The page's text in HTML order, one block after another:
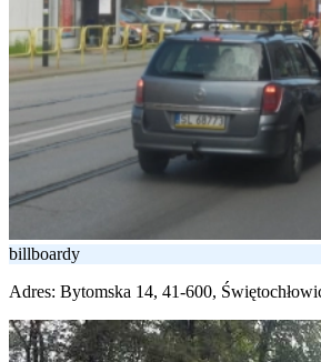
billboardy
Adres: Bytomska 14, 41-600,